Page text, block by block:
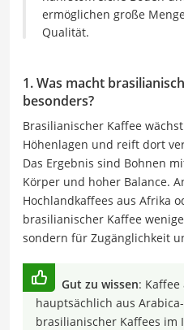
ermöglichen große
Qualität.
1. Was macht
besonders?
Brasilianischer Kaffee
Höhenlagen und reift dort
Das Ergebnis sind Bohnen
Körper und hoher Balance.
Hochlandkaffees aus Afrika
brasilianischer Kaffee
sondern für Zugänglichkeit
Gut zu wissen:
hauptsächlich aus
brasilianischer Kaffees im